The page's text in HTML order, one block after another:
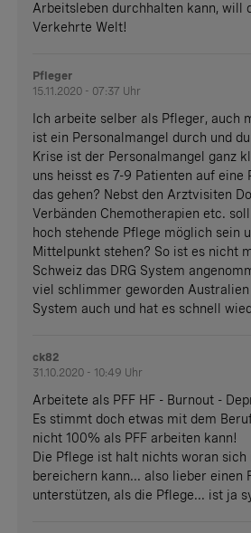
Arbeitsleben durchhalten kann, will
Verkehrte Welt!
Pfleger
15.11.2020 - 07:37 Uhr
Ich arbeite selber als Pfleger, auch
ist ein Personalmangel durch und
Krise ist der Personalmangel ganz
uns heisst es 7-9 Patienten auf eine
das gehen? Nebst den Arztvisiten
Verbänden Chemotherapien etc.
hoch stehende Pflege möglich sein
Mittelpunkt stehen? So ist es nicht
Schweiz das DRG System
viel schlimmer geworden
System auch und hat es schnell
ck82
31.10.2020 - 10:49 Uhr
Arbeitete als PFF HF - Burnout -
Es stimmt doch etwas mit dem
nicht 100% als PFF arbeiten kann!
Die Pflege ist halt nichts woran sich
bereichern kann... also lieber einen
unterstützen, als die Pflege... ist ja